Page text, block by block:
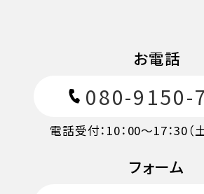
お電話
080-9150-
電話受付：10：00～17：30（
フォーム